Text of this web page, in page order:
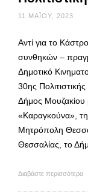
11 ΜΑΪ́ΟΥ, 2023
Αντί για το
συνθηκών –
Δημοτικό
30ης
Δήμος Μουζακίου
«Καραγκούνα»,
Μητρόπολη
Θεσσαλίας, το
Διαβάστε περισσότερα